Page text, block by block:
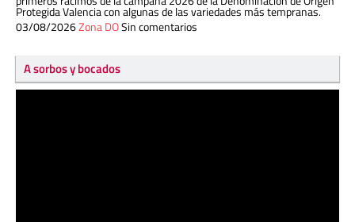
Protegida Valencia con algunas de las variedades más tempranas.
03/08/2026Zona DOSin comentarios
A sorbos y bocados